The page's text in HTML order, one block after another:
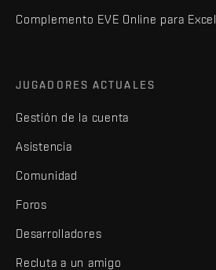
Complemento EVE Online para Excel
JUGADORES ACTUALES
Gestión de la cuenta
Asistencia
Comunidad
Foros
Desarrolladores
Recluta a un amigo